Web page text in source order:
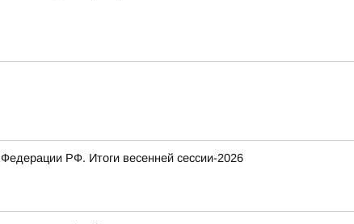
РФ. Итоги весенней сессии-2026